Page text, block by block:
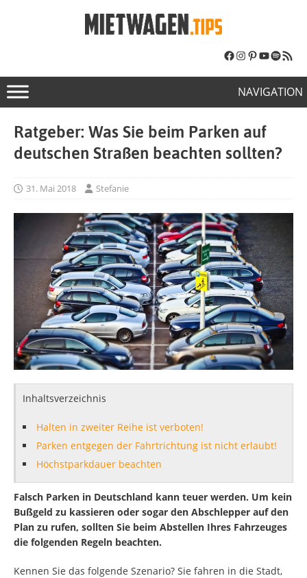
NAVIGATION
Ratgeber: Was Sie beim Parken auf
deutschen Straßen beachten sollten?
31. Mai 2018 Stefanie
Inhaltsverzeichnis
Halten in zweiter Reihe ist verboten!
Parken entgegen der Fahrtrichtung ist nicht erlaubt!
Höchstparkdauer beachten
Falsch Parken in Deutschland kann teuer werden. Um kein
Bußgeld zu kassieren oder sogar den Abschlepper auf den
Plan zu rufen, sollten Sie beim Abstellen Ihres Fahrzeuges
die folgenden Regeln beachten.
Kennen Sie das folgende Szenario? Sie fahren in die Stadt,